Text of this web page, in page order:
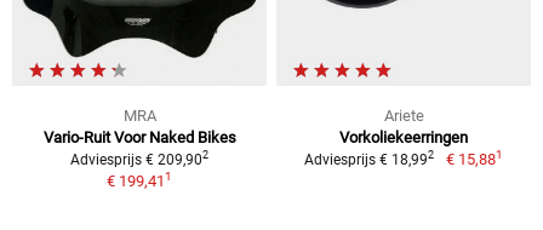
MRA
Vario-Ruit Voor Naked Bikes
Adviesprijs € 209,902
€ 199,411
Ariete
Vorkoliekeerringen
Adviesprijs € 18,992 € 15,881